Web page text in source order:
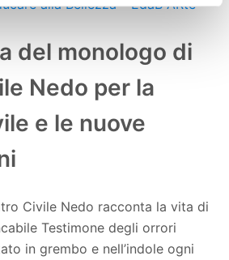
alla Bellezza – EdaB ARte
del monologo di
Nedo per la
e le nuove
Civile Nedo racconta la vita di
Testimone degli orrori
in grembo e nell’indole ogni